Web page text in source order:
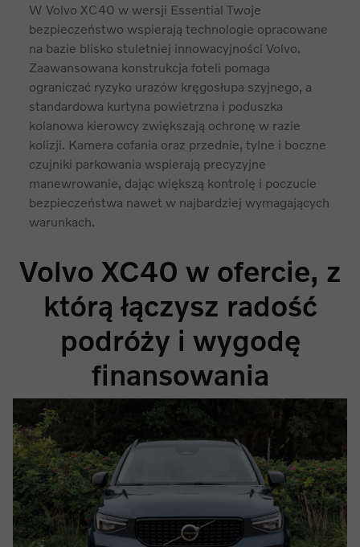
W Volvo XC40 w wersji Essential Twoje
bezpieczeństwo wspierają technologie opracowane
na bazie blisko stuletniej innowacyjności Volvo.
Zaawansowana konstrukcja foteli pomaga
ograniczać ryzyko urazów kręgosłupa szyjnego, a
standardowa kurtyna powietrzna i poduszka
kolanowa kierowcy zwiększają ochronę w razie
kolizji. Kamera cofania oraz przednie, tylne i boczne
czujniki parkowania wspierają precyzyjne
manewrowanie, dając większą kontrolę i poczucie
bezpieczeństwa nawet w najbardziej wymagających
warunkach.
Volvo XC40 w ofercie, z
którą łączysz radość
podróży i wygodę
finansowania